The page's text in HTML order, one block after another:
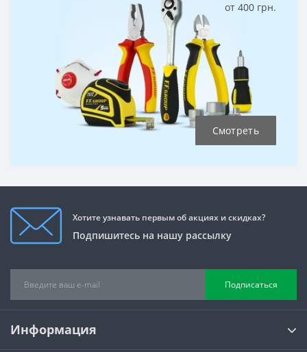
от 400 грн.
Смотреть
Хотите узнавать первым об акциях и скидках?
Подпишитесь на нашу рассылку
Подписаться
Информация